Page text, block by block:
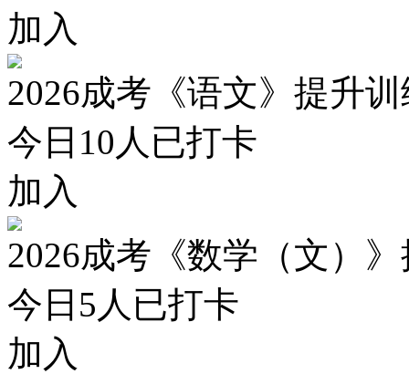
加入
2026成考《语文》提升
今日 10 人已打卡
加入
2026成考《数学（文）
今日 5 人已打卡
加入